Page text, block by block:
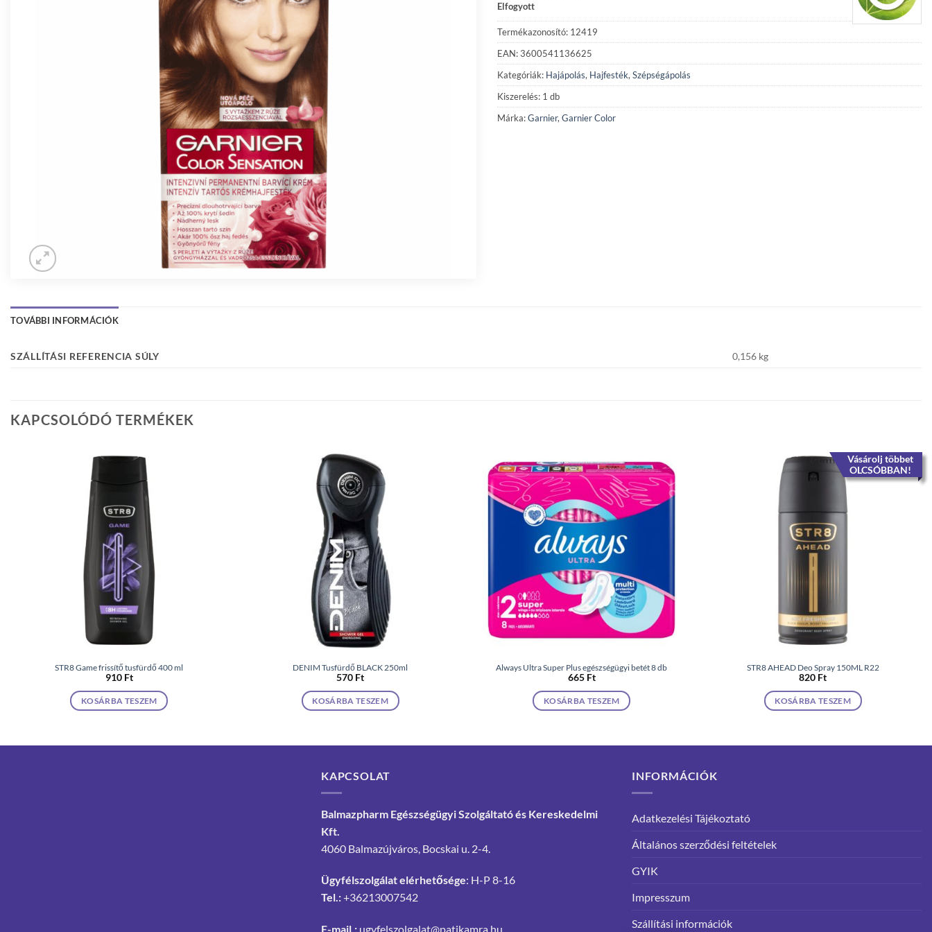
Elfogyott
Termékazonosító: 12419
EAN: 3600541136625
Kategóriák: Hajápolás, Hajfesték, Szépségápolás
Kiszerelés: 1 db
Márka:Garnier, Garnier Color
TOVÁBBI INFORMÁCIÓK
SZÁLLÍTÁSI REFERENCIA SÚLY 0,156 kg
KAPCSOLÓDÓ TERMÉKEK
STR8 Game frissítő tusfürdő 400 ml
910 Ft
KOSÁRBA TESZEM
DENIM Tusfürdő BLACK 250ml
570 Ft
KOSÁRBA TESZEM
Always Ultra Super Plus egészségügyi betét 8 db
665 Ft
KOSÁRBA TESZEM
Vásárolj többet
OLCSÓBBAN!
STR8 AHEAD Deo Spray 150ML R22
820 Ft
KOSÁRBA TESZEM
KAPCSOLAT
Balmazpharm Egészségügyi Szolgáltató és Kereskedelmi
Kft.
4060 Balmazújváros, Bocskai u. 2-4.
Ügyfélszolgálat elérhetősége: H-P 8-16
Tel.:+36213007542
E-mail.: ugyfelszolgalat@patikamra.hu
INFORMÁCIÓK
Adatkezelési Tájékoztató
Általános szerződési feltételek
GYIK
Impresszum
Szállítási információk